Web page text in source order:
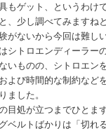
もゲット、というわけ
、少し調べてみますね
がないから今回は難し
シトロエンディーラー
いものの、シトロエン
よび時間的な制約など
ました。
目処が立つまでひとま
ベルトばかりは「切れ